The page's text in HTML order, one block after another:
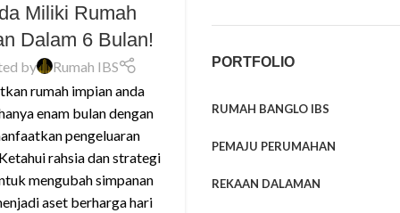
Miliki Rumah
Dalam 6 Bulan!
by
Rumah IBS
rumah impian anda
enam bulan dengan
pengeluaran
rahsia dan strategi
mengubah simpanan
aset berharga hari
PORTFOLIO
RUMAH BANGLO IBS
PEMAJU PERUMAHAN
REKAAN DALAMAN